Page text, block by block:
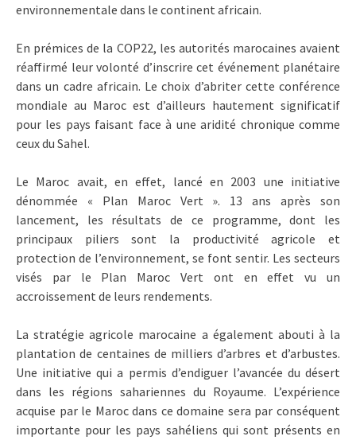
environnementale dans le continent africain.
En prémices de la COP22, les autorités marocaines avaient
réaffirmé leur volonté d’inscrire cet événement planétaire
dans un cadre africain. Le choix d’abriter cette conférence
mondiale au Maroc est d’ailleurs hautement significatif
pour les pays faisant face à une aridité chronique comme
ceux du Sahel.
Le Maroc avait, en effet, lancé en 2003 une initiative
dénommée « Plan Maroc Vert ». 13 ans après son
lancement, les résultats de ce programme, dont les
principaux piliers sont la productivité agricole et
protection de l’environnement, se font sentir. Les secteurs
visés par le Plan Maroc Vert ont en effet vu un
accroissement de leurs rendements.
La stratégie agricole marocaine a également abouti à la
plantation de centaines de milliers d’arbres et d’arbustes.
Une initiative qui a permis d’endiguer l’avancée du désert
dans les régions sahariennes du Royaume. L’expérience
acquise par le Maroc dans ce domaine sera par conséquent
importante pour les pays sahéliens qui sont présents en